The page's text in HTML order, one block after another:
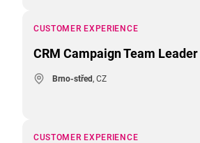
CUSTOMER EXPERIENCE
CRM Campaign Team Leader
Brno-střed, CZ
CUSTOMER EXPERIENCE